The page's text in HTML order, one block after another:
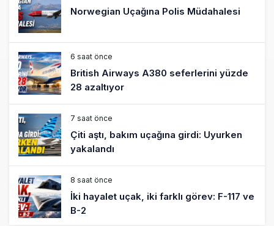
Norwegian Uçağına Polis Müdahalesi
6 saat önce
British Airways A380 seferlerini yüzde
28 azaltıyor
7 saat önce
Çiti aştı, bakım uçağına girdi: Uyurken
yakalandı
8 saat önce
İki hayalet uçak, iki farklı görev: F-117 ve
B-2